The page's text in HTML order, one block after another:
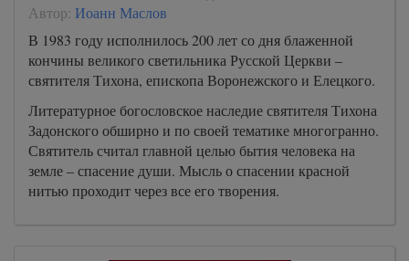
A-Book/03_ot_Luki/0000000040
A-Book/03_ot_Luki/0000000041
A-Book/03_ot_Luki/0000000042
A-Book/03_ot_Luki/0000000044
A-Book/03_ot_Luki/0000000045
A-Book/03_ot_Luki/0000000046
Автор: Иоанн Маслов
В 1983 году исполнилось 200 лет со дня блаженной
кончины великого светильника Русской Церкви –
святителя Тихона, епископа Воронежского и Елецкого.
Литературное богословское наследие святителя Тихона
Задонского обширно и по своей тематике многогранно.
Святитель считал главной целью бытия человека на
земле – спасение души. Мысль о спасении красной
нитью проходит через все его творения.